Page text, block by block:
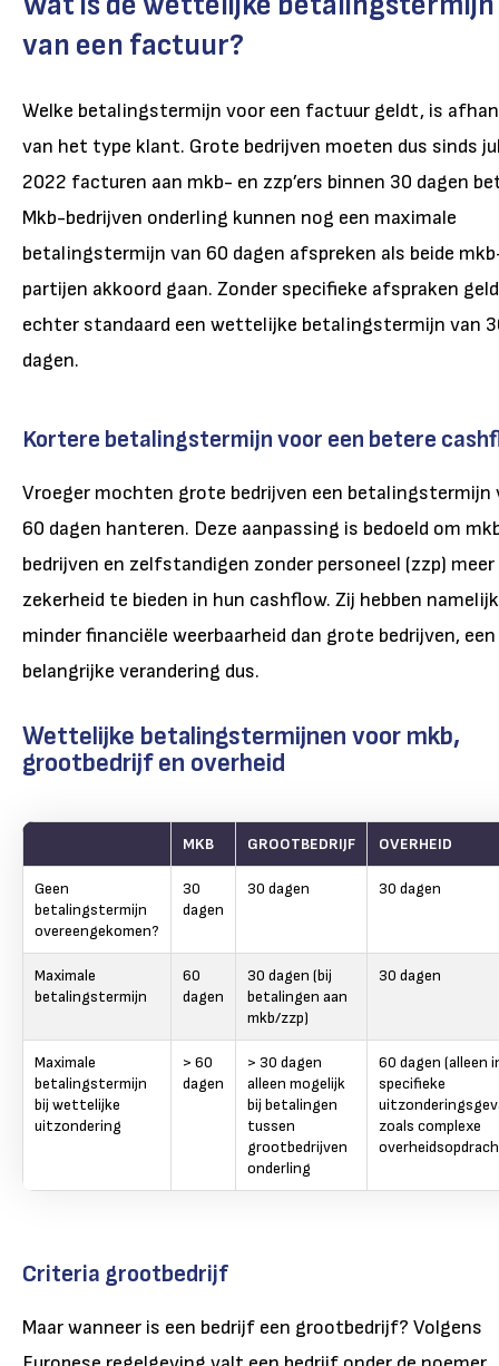
van een factuur?
Welke betalingstermijn voor een factuur geldt, is
van het type klant. Grote bedrijven moeten dus sinds
2022 facturen aan mkb- en zzp’ers binnen 30 dagen
Mkb-bedrijven onderling kunnen nog een maximale
betalingstermijn van 60 dagen afspreken als beide
partijen akkoord gaan. Zonder specifieke afspraken
echter standaard een wettelijke betalingstermijn van
dagen.
Kortere betalingstermijn voor een betere
Vroeger mochten grote bedrijven een betalingstermijn
60 dagen hanteren. Deze aanpassing is bedoeld om
bedrijven en zelfstandigen zonder personeel (zzp) meer
zekerheid te bieden in hun cashflow. Zij hebben namelijk
minder financiële weerbaarheid dan grote bedrijven, een
belangrijke verandering dus.
Wettelijke betalingstermijnen voor mkb,
grootbedrijf en overheid
MKB GROOTBEDRIJF OVERHEID
Geen
betalingstermijn
overeengekomen?
30
dagen
30 dagen 30 dagen
Maximale
betalingstermijn
60
dagen
30 dagen (bij
betalingen aan
mkb/zzp)
30 dagen
Maximale
betalingstermijn
bij wettelijke
uitzondering
> 60
dagen
> 30 dagen
alleen mogelijk
bij betalingen
tussen
grootbedrijven
onderling
60 dagen (alleen
specifieke
zoals complexe
Criteria grootbedrijf
Maar wanneer is een bedrijf een grootbedrijf? Volgens